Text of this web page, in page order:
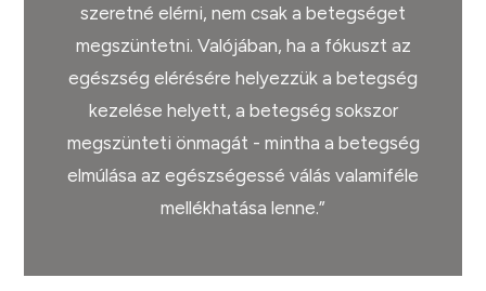
szeretné elérni, nem csak a betegséget
megszüntetni. Valójában, ha a fókuszt az
egészség elérésére helyezzük a betegség
kezelése helyett, a betegség sokszor
megszünteti önmagát - mintha a betegség
elmúlása az egészségessé válás valamiféle
mellékhatása lenne.”